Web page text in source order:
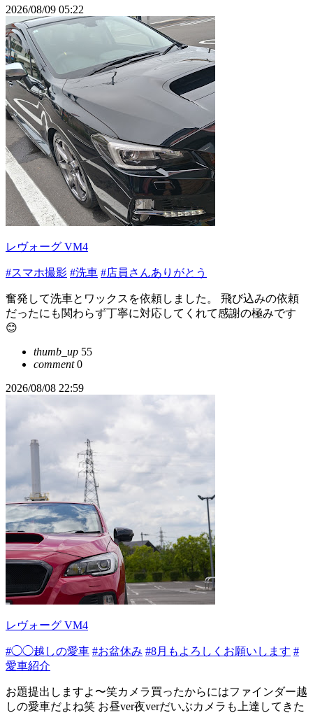
2026/08/09 05:22
レヴォーグ VM4
#スマホ撮影 #洗車 #店員さんありがとう
奮発して洗車とワックスを依頼しました。 飛び込みの依頼
だったにも関わらず丁寧に対応してくれて感謝の極みです
😊
thumb_up 55
comment0
2026/08/08 22:59
レヴォーグ VM4
#◯◯越しの愛車 #お盆休み #8月もよろしくお願いします #
愛車紹介
お題提出しますよ〜笑カメラ買ったからにはファインダー越
しの愛車だよね笑 お昼ver夜verだいぶカメラも上達してきた